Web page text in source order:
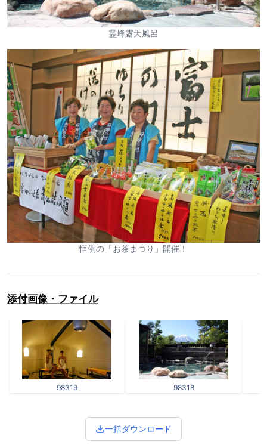
霊峰露天風呂
恒例の「お茶まつり」開催！
添付画像・ファイル
98319 98318
一括ダウンロード